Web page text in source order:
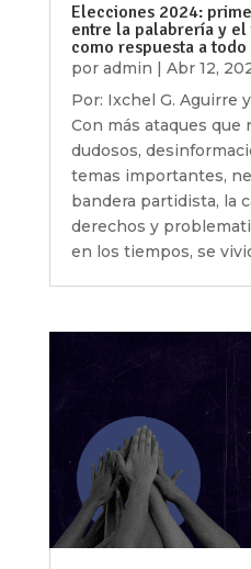
Elecciones 2024:
entre la palabrería y
como respuesta a todo
por admin | Abr 12,
Por: Ixchel G. Aguirre
Con más ataques que
dudosos,
temas importantes,
bandera partidista, la
derechos y
en los tiempos, se